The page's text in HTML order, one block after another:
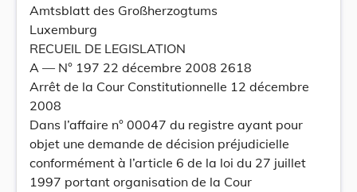
Amtsblatt des Großherzogtums
Luxemburg
RECUEIL DE LEGISLATION
A –– N° 197 22 décembre 2008 2618
Arrêt de la Cour Constitutionnelle 12 décembre
2008
Dans l’affaire n° 00047 du registre ayant pour
objet une demande de décision préjudicielle
conformément à l’article 6 de la loi du 27 juillet
1997 portant organisation de la Cour